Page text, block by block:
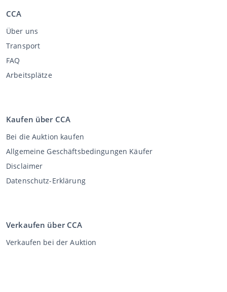
CCA
Über uns
Transport
FAQ
Arbeitsplätze
Kaufen über CCA
Bei die Auktion kaufen
Allgemeine Geschäftsbedingungen Käufer
Disclaimer
Datenschutz-Erklärung
Verkaufen über CCA
Verkaufen bei der Auktion